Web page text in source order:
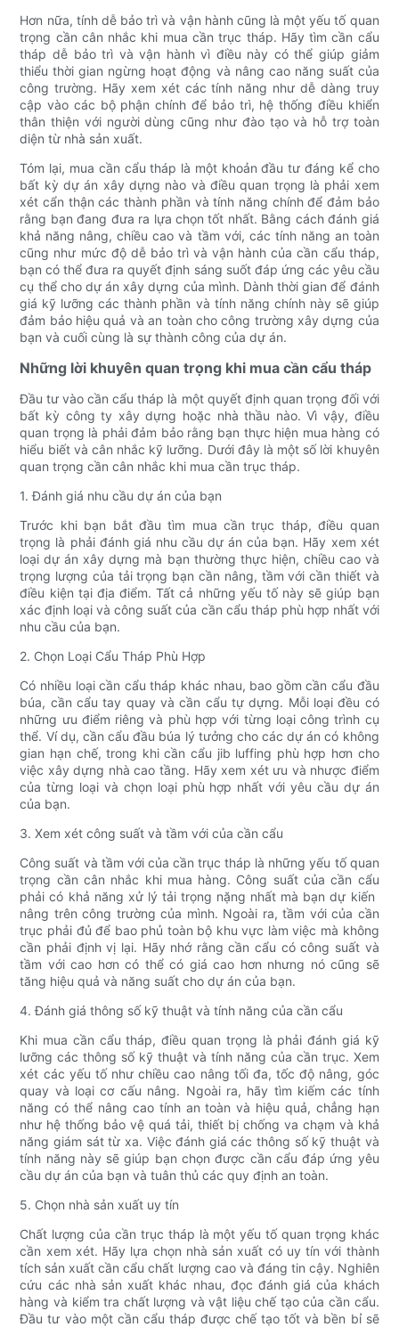
Hơn nữa, tính dễ bảo trì và vận hành cũng là một yếu tố quan
trọng cần cân nhắc khi mua cần trục tháp. Hãy tìm cần cẩu
tháp dễ bảo trì và vận hành vì điều này có thể giúp giảm
thiểu thời gian ngừng hoạt động và nâng cao năng suất của
công trường. Hãy xem xét các tính năng như dễ dàng truy
cập vào các bộ phận chính để bảo trì, hệ thống điều khiển
thân thiện với người dùng cũng như đào tạo và hỗ trợ toàn
diện từ nhà sản xuất.
Tóm lại, mua cần cẩu tháp là một khoản đầu tư đáng kể cho
bất kỳ dự án xây dựng nào và điều quan trọng là phải xem
xét cẩn thận các thành phần và tính năng chính để đảm bảo
rằng bạn đang đưa ra lựa chọn tốt nhất. Bằng cách đánh giá
khả năng nâng, chiều cao và tầm với, các tính năng an toàn
cũng như mức độ dễ bảo trì và vận hành của cần cẩu tháp,
bạn có thể đưa ra quyết định sáng suốt đáp ứng các yêu cầu
cụ thể cho dự án xây dựng của mình. Dành thời gian để đánh
giá kỹ lưỡng các thành phần và tính năng chính này sẽ giúp
đảm bảo hiệu quả và an toàn cho công trường xây dựng của
bạn và cuối cùng là sự thành công của dự án.
Những lời khuyên quan trọng khi mua cần cẩu tháp
Đầu tư vào cần cẩu tháp là một quyết định quan trọng đối với
bất kỳ công ty xây dựng hoặc nhà thầu nào. Vì vậy, điều
quan trọng là phải đảm bảo rằng bạn thực hiện mua hàng có
hiểu biết và cân nhắc kỹ lưỡng. Dưới đây là một số lời khuyên
quan trọng cần cân nhắc khi mua cần trục tháp.
1. Đánh giá nhu cầu dự án của bạn
Trước khi bạn bắt đầu tìm mua cần trục tháp, điều quan
trọng là phải đánh giá nhu cầu dự án của bạn. Hãy xem xét
loại dự án xây dựng mà bạn thường thực hiện, chiều cao và
trọng lượng của tải trọng bạn cần nâng, tầm với cần thiết và
điều kiện tại địa điểm. Tất cả những yếu tố này sẽ giúp bạn
xác định loại và công suất của cần cẩu tháp phù hợp nhất với
nhu cầu của bạn.
2. Chọn Loại Cẩu Tháp Phù Hợp
Có nhiều loại cần cẩu tháp khác nhau, bao gồm cần cẩu đầu
búa, cần cẩu tay quay và cần cẩu tự dựng. Mỗi loại đều có
những ưu điểm riêng và phù hợp với từng loại công trình cụ
thể. Ví dụ, cần cẩu đầu búa lý tưởng cho các dự án có không
gian hạn chế, trong khi cần cẩu jib luffing phù hợp hơn cho
việc xây dựng nhà cao tầng. Hãy xem xét ưu và nhược điểm
của từng loại và chọn loại phù hợp nhất với yêu cầu dự án
của bạn.
3. Xem xét công suất và tầm với của cần cẩu
Công suất và tầm với của cần trục tháp là những yếu tố quan
trọng cần cân nhắc khi mua hàng. Công suất của cần cẩu
phải có khả năng xử lý tải trọng nặng nhất mà bạn dự kiến ​​
nâng trên công trường của mình. Ngoài ra, tầm với của cần
trục phải đủ để bao phủ toàn bộ khu vực làm việc mà không
cần phải định vị lại. Hãy nhớ rằng cần cẩu có công suất và
tầm với cao hơn có thể có giá cao hơn nhưng nó cũng sẽ
tăng hiệu quả và năng suất cho dự án của bạn.
4. Đánh giá thông số kỹ thuật và tính năng của cần cẩu
Khi mua cần cẩu tháp, điều quan trọng là phải đánh giá kỹ
lưỡng các thông số kỹ thuật và tính năng của cần trục. Xem
xét các yếu tố như chiều cao nâng tối đa, tốc độ nâng, góc
quay và loại cơ cấu nâng. Ngoài ra, hãy tìm kiếm các tính
năng có thể nâng cao tính an toàn và hiệu quả, chẳng hạn
như hệ thống bảo vệ quá tải, thiết bị chống va chạm và khả
năng giám sát từ xa. Việc đánh giá các thông số kỹ thuật và
tính năng này sẽ giúp bạn chọn được cần cẩu đáp ứng yêu
cầu dự án của bạn và tuân thủ các quy định an toàn.
5. Chọn nhà sản xuất uy tín
Chất lượng của cần trục tháp là một yếu tố quan trọng khác
cần xem xét. Hãy lựa chọn nhà sản xuất có uy tín với thành
tích sản xuất cần cẩu chất lượng cao và đáng tin cậy. Nghiên
cứu các nhà sản xuất khác nhau, đọc đánh giá của khách
hàng và kiểm tra chất lượng và vật liệu chế tạo của cần cẩu.
Đầu tư vào một cần cẩu tháp được chế tạo tốt và bền bỉ sẽ